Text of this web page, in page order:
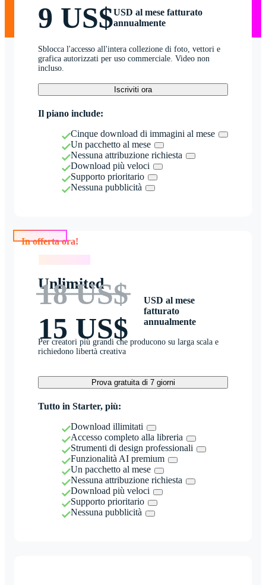
9 US$USD al mese fatturato
annualmente
Sblocca l'accesso all'intera collezione di foto, vettori e
grafica autorizzati per uso commerciale. Video non
incluso.
Iscriviti ora
Il piano include:
Cinque download di immagini al mese
Un pacchetto al mese
Nessuna attribuzione richiesta
Download più veloci
Supporto prioritario
Nessuna pubblicità
Unlimited
18 US$
15 US$
USD al mese
fatturato
annualmente
Per creatori più grandi che producono su larga scala e
richiedono libertà creativa
Prova gratuita di 7 giorni
Tutto in Starter, più:
Download illimitati
Accesso completo alla libreria
Strumenti di design professionali
Funzionalità AI premium
Un pacchetto al mese
Nessuna attribuzione richiesta
Download più veloci
Supporto prioritario
Nessuna pubblicità